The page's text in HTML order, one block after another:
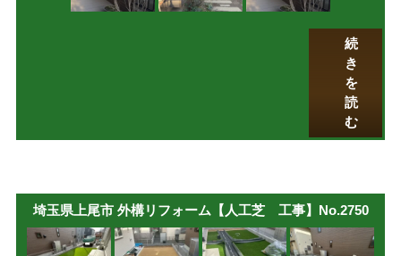
続
き
を
読
む
埼玉県上尾市 外構リフォーム【人工芝 工事】No.2750